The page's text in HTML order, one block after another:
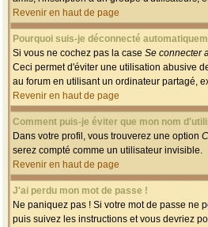
Revenir en haut de page
Pourquoi suis-je déconnecté
Si vous ne cochez pas la case Se connecter
Ceci permet d'éviter une utilisation abusive
au forum en utilisant un ordinateur partagé,
Revenir en haut de page
Comment puis-je éviter que mon nom
Dans votre profil, vous trouverez une option
serez compté comme un utilisateur invisible.
Revenir en haut de page
J'ai perdu mon mot de passe !
Ne paniquez pas ! Si votre mot de passe ne
puis suivez les instructions et vous devriez